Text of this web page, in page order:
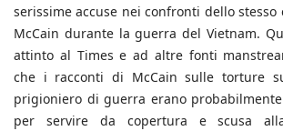
serissime accuse nei confronti dello
McCain durante la guerra del Vietnam.
attinto al Times e ad altre fonti
che i racconti di McCain sulle torture
prigioniero di guerra erano
per servire da copertura e scusa